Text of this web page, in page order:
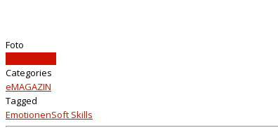
Foto
Categories
eMAGAZIN
Tagged
EmotionenSoft Skills